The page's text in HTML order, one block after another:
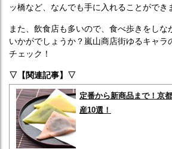
ッ橋など、なんでも手に入れることができ
また、飲食店も多いので、食べ歩きをしな
いかがでしょうか？嵐山商店街ゆるキャラ
チェック！
▽【関連記事】▽
定番から新商品まで！京
産10選！